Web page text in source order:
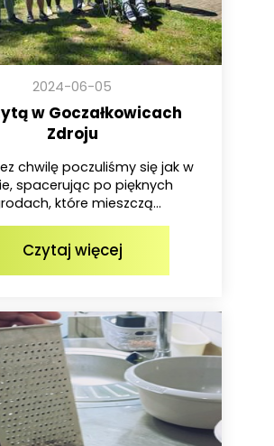
2024-06-05
w Goczałkowicach
Zdroju
chwilę poczuliśmy się jak w
spacerując po pięknych
które mieszczą...
Czytaj więcej